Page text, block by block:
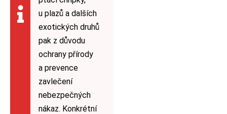
u plazů a dalších
exotických druhů
pak z důvodu
ochrany přírody
a prevence
zavlečení
nebezpečných
nákaz. Konkrétní